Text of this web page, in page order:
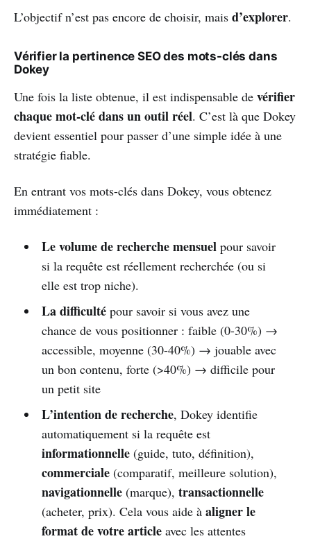
L’objectif n’est pas encore de choisir, mais d’explorer.
Vérifier la pertinence SEO des mots-clés dans
Dokey
Une fois la liste obtenue, il est indispensable de vérifier
chaque mot-clé dans un outil réel. C’est là que Dokey
devient essentiel pour passer d’une simple idée à une
stratégie fiable.
En entrant vos mots-clés dans Dokey, vous obtenez
immédiatement :
Le volume de recherche mensuel pour savoir
si la requête est réellement recherchée (ou si
elle est trop niche).
La difficulté pour savoir si vous avez une
chance de vous positionner : faible (0-30%) →
accessible, moyenne (30-40%) → jouable avec
un bon contenu, forte (>40%) → difficile pour
un petit site
L’intention de recherche, Dokey identifie
automatiquement si la requête est
informationnelle(guide, tuto, définition),
commerciale(comparatif, meilleure solution),
navigationnelle(marque), transactionnelle
(acheter, prix). Cela vous aide à aligner le
format de votre articleavec les attentes